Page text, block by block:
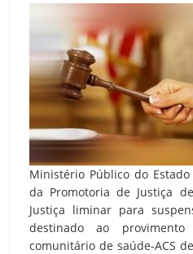
Ministério Público do Estado
da Promotoria de Justiça
Justiça liminar para
destinado ao
comunitário de saúde-ACS